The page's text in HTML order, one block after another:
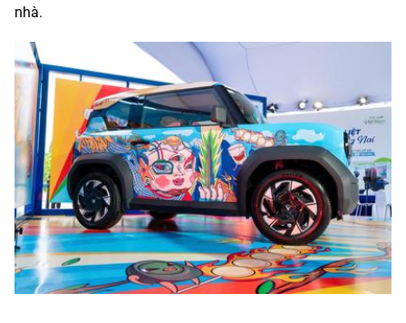
nhà.